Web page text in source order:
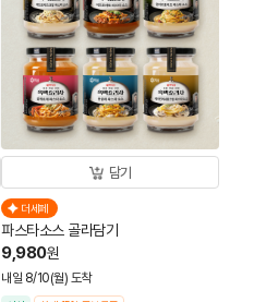
담기
더세페
파스타소스 골라담기
9,980원
내일 8/10(월) 도착